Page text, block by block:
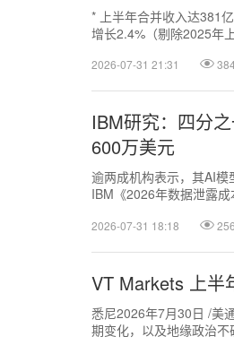
* 上半年合并收入达381
增长2.4%（剔除2025年
2026-07-31 21:31
IBM研究：四分
600万美元
逾两成机构表示，其AI
IBM《2026年数据泄露
2026-07-31 18:18
VT Markets 上半
悉尼2026年7月30日 /美
期变化，以及地缘政治